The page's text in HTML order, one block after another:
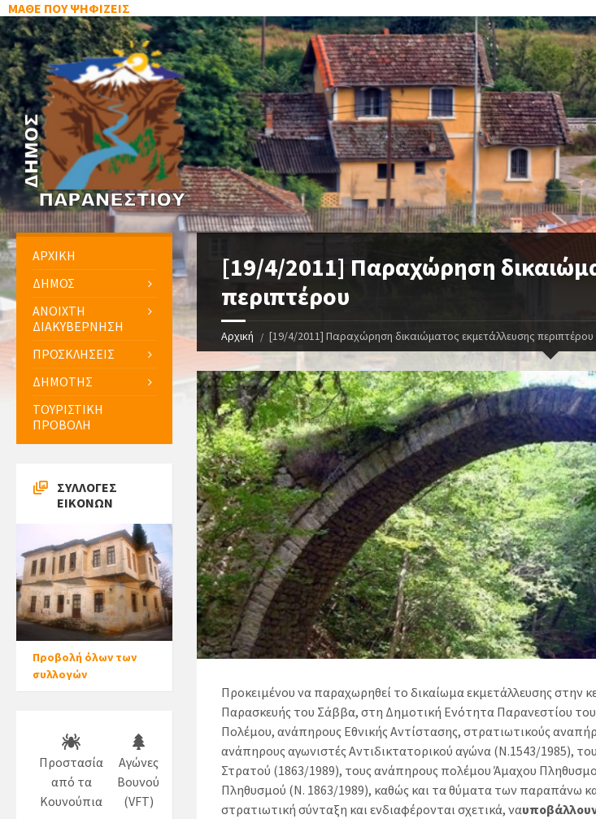
ΜΑΘΕ ΠΟΥ ΨΗΦΙΖΕΙΣ
[19/4/2011] Παραχώρηση
περιπτέρου
Αρχική [19/4/2011] Παραχώρηση δικαιώματος εκμετάλλευσης περιπτέρου
Προκειμένου να παραχωρηθεί το δικαίωμα εκμετάλλευσης στην
Παρασκευής του Σάββα, στη Δημοτική Ενότητα Παρανεστίου
Πολέμου, ανάπηρους Εθνικής Αντίστασης, στρατιωτικούς
ανάπηρους αγωνιστές Αντιδικτατορικού αγώνα (Ν.1543/1985),
Στρατού (1863/1989), τους ανάπηρους πολέμου Άμαχου
Πληθυσμού (Ν. 1863/1989), καθώς και τα θύματα των παραπάνω
στρατιωτική σύνταξη και ενδιαφέρονται σχετικά, να
ΑΡΧΙΚΗ
ΔΗΜΟΣ
ΑΝΟΙΧΤΗ
ΔΙΑΚΥΒΕΡΝΗΣΗ
ΠΡΟΣΚΛΗΣΕΙΣ
ΔΗΜΟΤΗΣ
ΤΟΥΡΙΣΤΙΚΗ
ΠΡΟΒΟΛΗ
ΣΥΛΛΟΓΕΣ
ΕΙΚΟΝΩΝ
Προβολή όλων των
συλλογών
Προστασία
από τα
Κουνούπια
Αγώνες
Βουνού
(VFT)